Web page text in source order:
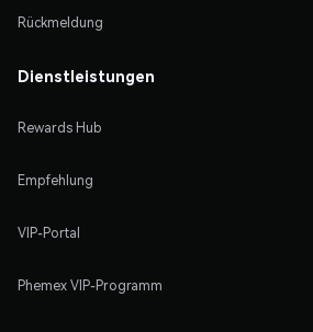
Rückmeldung
Dienstleistungen
Rewards Hub
Empfehlung
VIP-Portal
Phemex VIP-Programm